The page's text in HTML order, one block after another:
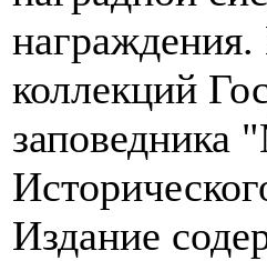
коллекций
заповедника
Издание